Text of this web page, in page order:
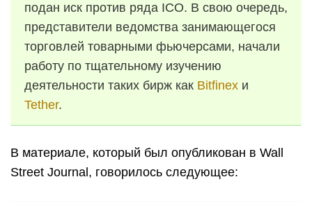
подан иск против ряда ICO. В свою очередь,
представители ведомства занимающегося
торговлей товарными фьючерсами, начали
работу по тщательному изучению
деятельности таких бирж как Bitfinex и
Tether.
В материале, который был опубликован в Wall
Street Journal, говорилось следующее: